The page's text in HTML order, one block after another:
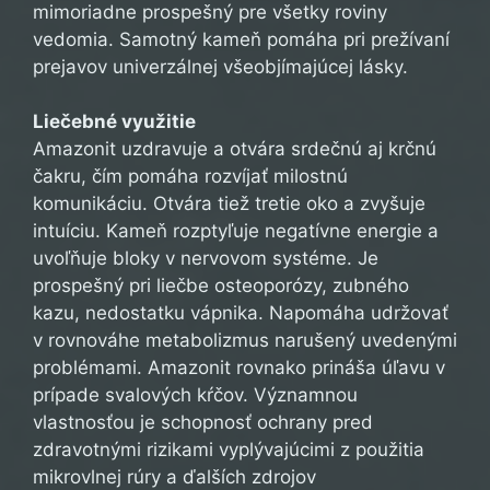
mimoriadne prospešný pre všetky roviny
vedomia. Samotný kameň pomáha pri prežívaní
prejavov univerzálnej všeobjímajúcej lásky.
Liečebné využitie
Amazonit uzdravuje a otvára srdečnú aj krčnú
čakru, čím pomáha rozvíjať milostnú
komunikáciu. Otvára tiež tretie oko a zvyšuje
intuíciu. Kameň rozptyľuje negatívne energie a
uvoľňuje bloky v nervovom systéme. Je
prospešný pri liečbe osteoporózy, zubného
kazu, nedostatku vápnika. Napomáha udržovať
v rovnováhe metabolizmus narušený uvedenými
problémami. Amazonit rovnako prináša úľavu v
prípade svalových kŕčov. Významnou
vlastnosťou je schopnosť ochrany pred
zdravotnými rizikami vyplývajúcimi z použitia
mikrovlnej rúry a ďalších zdrojov